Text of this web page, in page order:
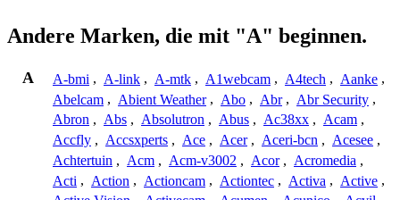
Andere Marken, die mit "A" beginnen.
A A-bmi , A-link , A-mtk , A1webcam , A4tech , Aanke ,
Abelcam , Abient Weather , Abo , Abr , Abr Security ,
Abron , Abs , Absolutron , Abus , Ac38xx , Acam ,
Accfly , Accsxperts , Ace , Acer , Aceri-bcn , Acesee ,
Achtertuin , Acm , Acm-v3002 , Acor , Acromedia ,
Acti , Action , Actioncam , Actiontec , Activa , Active ,